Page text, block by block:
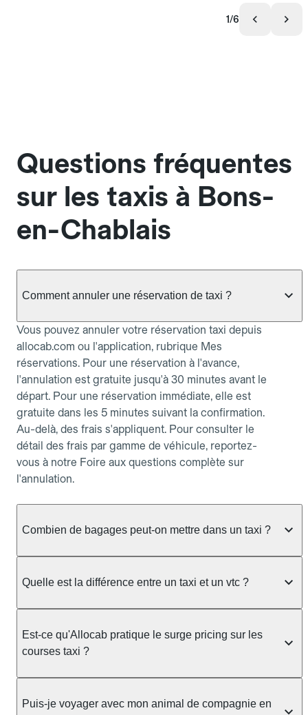
1/6
Questions fréquentes
sur les taxis à Bons-
en-Chablais
Comment annuler une réservation de taxi ?
Vous pouvez annuler votre réservation taxi depuis
allocab.com ou l'application, rubrique Mes
réservations. Pour une réservation à l'avance,
l'annulation est gratuite jusqu'à 30 minutes avant le
départ. Pour une réservation immédiate, elle est
gratuite dans les 5 minutes suivant la confirmation.
Au-delà, des frais s'appliquent. Pour consulter le
détail des frais par gamme de véhicule, reportez-
vous à notre Foire aux questions complète sur
l'annulation.
Combien de bagages peut-on mettre dans un taxi ?
taxi berline accueille en général jusqu'à 3 bagages
ou nombreux, précisez-le dans le champ "Message
au chauffeur" lors de la réservation. Le prix n'est
pas impacté par le nombre de bagages.
Quelle est la différence entre un taxi et un vtc ?
prendre en charge directement dans la rue, à une
station ou sur réservation, avec un tarif au
réservation et propose un prix fixe annoncé à
l'avance. Chez Allocab, réservez facilement votre
Est-ce qu'Allocab pratique le surge pricing sur les
courses taxi ?
réglementation préfectorale et suit un barème
Puis-je voyager avec mon animal de compagnie en